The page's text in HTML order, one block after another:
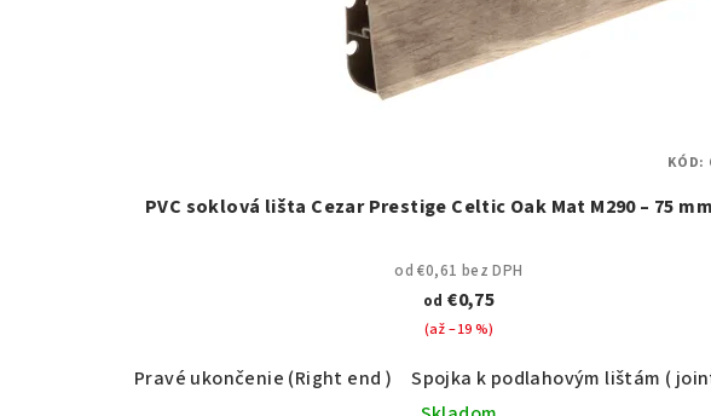
PVC soklová lišta Cezar Prestige Celtic Oak Mat M290 – 75
od €0,61 bez DPH
od €0,75
(až –19 %)
Pravé ukončenie (Right end ) Spojka k podlahovým lištám (
KÓD: